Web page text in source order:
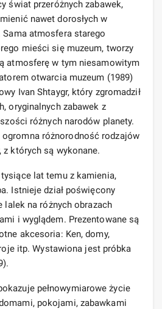
świat przeróżnych zabawek,
nawet dorosłych w
atmosfera starego
mieści się muzeum, tworzy
atmosferę w tym niesamowitym
otwarcia muzeum (1989)
Ivan Shtaygr, który zgromadził
oryginalnych zabawek z
różnych narodów planety.
różnorodność rodzajów
z których są wykonane.
lat temu z kamienia,
Istnieje dział poświęcony
lalek na różnych obrazach
i wyglądem. Prezentowane są
akcesoria: Ken, domy,
itp. Wystawiona jest próbka
pełnowymiarowe życie
pokojami, zabawkami